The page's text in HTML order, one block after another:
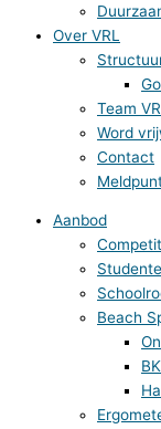
Over VRL
Team
Word
Contact
Aanbod
Beach